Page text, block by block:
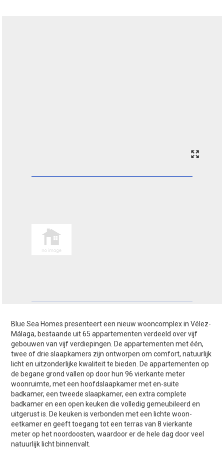
Blue Sea Homes presenteert een nieuw wooncomplex in Vélez-
Málaga, bestaande uit 65 appartementen verdeeld over vijf
gebouwen van vijf verdiepingen. De appartementen met één,
twee of drie slaapkamers zijn ontworpen om comfort, natuurlijk
licht en uitzonderlijke kwaliteit te bieden. De appartementen op
de begane grond vallen op door hun 96 vierkante meter
woonruimte, met een hoofdslaapkamer met en-suite
badkamer, een tweede slaapkamer, een extra complete
badkamer en een open keuken die volledig gemeubileerd en
uitgerust is. De keuken is verbonden met een lichte woon-
eetkamer en geeft toegang tot een terras van 8 vierkante
meter op het noordoosten, waardoor er de hele dag door veel
natuurlijk licht binnenvalt.